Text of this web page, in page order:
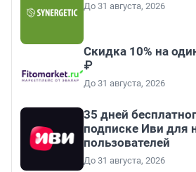
До 31 августа, 2026
Скидка 10% на
₽
До 31 августа, 2026
35 дней
подписке Иви для
пользователей
До 31 августа, 2026